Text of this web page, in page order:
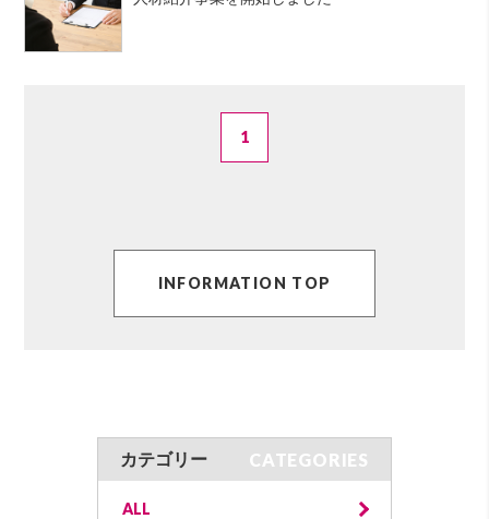
1
INFORMATION TOP
カテゴリー CATEGORIES
ALL